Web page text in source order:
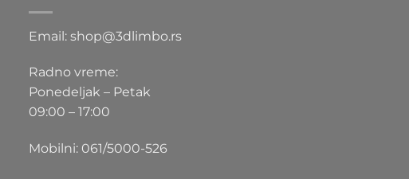
Email: shop@3dlimbo.rs
Radno vreme:
Ponedeljak – Petak
09:00 – 17:00
Mobilni: 061/5000-526